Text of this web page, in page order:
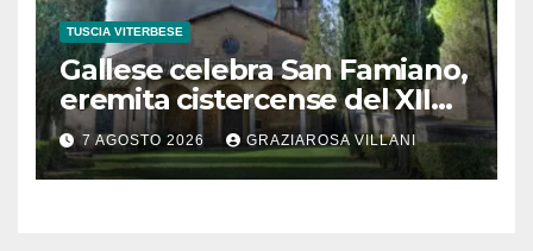
TUSCIA VITERBESE
Gallese celebra San Famiano,
eremita cistercense del XII
secolo
7 AGOSTO 2026 GRAZIAROSA VILLANI